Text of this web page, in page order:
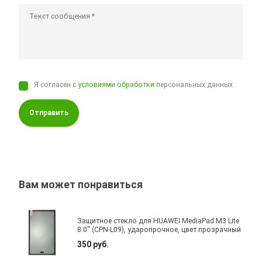
Я согласен сусловиями обработки персональных данных
Отправить
Вам может понравиться
Защитное стекло для HUAWEI MediaPad M3 Lite
8.0" (CPN-L09), ударопрочное, цвет прозрачный
350 руб.